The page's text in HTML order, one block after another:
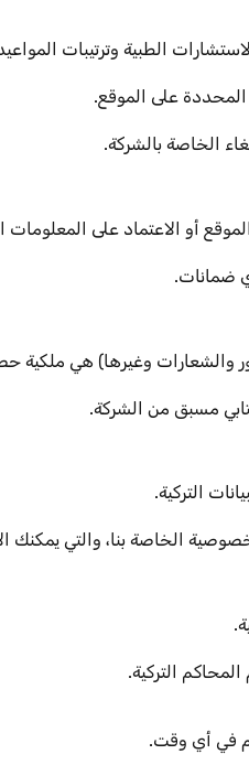
الطبية وترتيبات
على الموقع.
الخاصة بالشركة.
أو الاعتماد على المعلومات
ضمانات.
والشعارات وغيرها) هي ملكية
مسبق من الشركة.
التركية.
الخاصة بنا، والتي يمكنك
التركية.
في أي وقت.